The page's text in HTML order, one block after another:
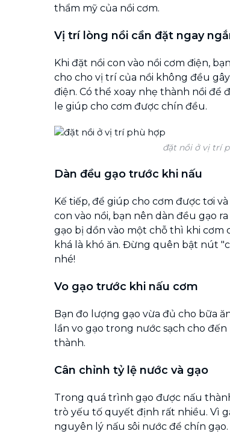
thẩm mỹ của nồi cơm.
Vị trí lòng nồi cần đặt ngay
Khi đặt nồi con vào nồi cơm điện,
cho cho vị trí của nồi không đều
điện. Có thể xoay nhẹ thành nồi để
le giúp cho cơm được chín đều.
đặt nồi ở vị trí
Dàn đều gạo trước khi nấu
Kế tiếp, để giúp cho cơm được tơi
con vào nồi, bạn nên dàn đều gạo
gạo bị dồn vào một chỗ thì khi cơm
khá là khó ăn. Đừng quên bật nút
nhé!
Vo gạo trước khi nấu cơm
Bạn đo lượng gạo vừa đủ cho bữa
lần vo gạo trong nước sạch cho
thành.
Cân chỉnh tỷ lệ nước và gạo
Trong quá trình gạo được nấu
trò yếu tố quyết định rất nhiều. Vì
nguyên lý nấu sôi nước để chín